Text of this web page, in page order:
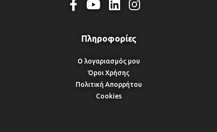
Ο λογαριασμός μου
Όροι Χρήσης
Πολιτική Απορρήτου
Cookies